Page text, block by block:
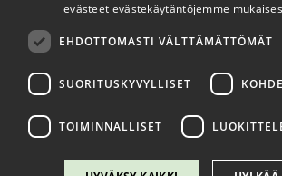
Eettiset periaatteet (pdf)
Lahjoita
Osallistu
Liity kannatusjäseneksi
Ilmoita väärinkäytösepäilystä
evästeet evästekäytäntöjemme
EHDOTTOMASTI VÄLTTÄMÄTTÖMÄT
SUORITUSKYVYLLISET
TOIMINNALLISET